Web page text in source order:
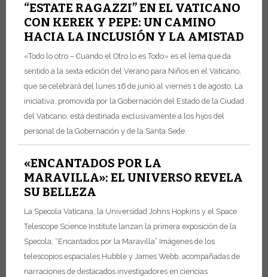
“ESTATE RAGAZZI” EN EL VATICANO
CON KEREK Y PEPE: UN CAMINO
HACIA LA INCLUSIÓN Y LA AMISTAD
«Todo lo otro – Cuando el Otro lo es Todo» es el lema que da
sentido a la sexta edición del Verano para Niños en el Vaticano,
que se celebrará del lunes 16 de junio al viernes 1 de agosto. La
iniciativa, promovida por la Gobernación del Estado de la Ciudad
del Vaticano, está destinada exclusivamente a los hijos del
personal de la Gobernación y de la Santa Sede.
«ENCANTADOS POR LA
MARAVILLA»: EL UNIVERSO REVELA
SU BELLEZA
La Specola Vaticana, la Universidad Johns Hopkins y el Space
Telescope Science Institute lanzan la primera exposición de la
Specola; “Encantados por la Maravilla” Imágenes de los
telescopios espaciales Hubble y James Webb, acompañadas de
narraciones de destacados investigadores en ciencias